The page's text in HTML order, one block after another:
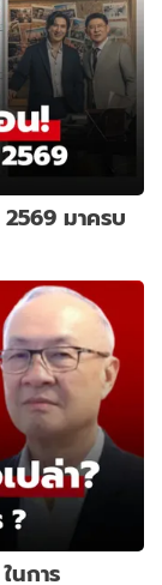
มาครบ
นการ